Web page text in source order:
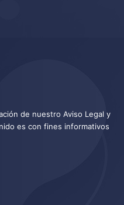
de nuestro Aviso Legal y
es con fines informativos